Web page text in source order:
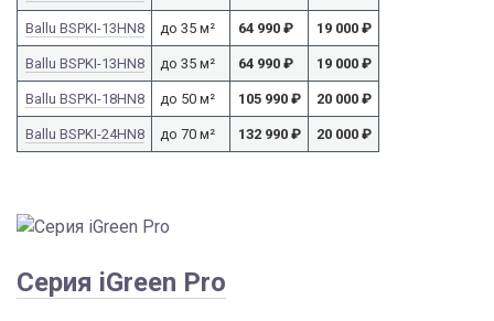
Ballu BSPKI-13HN8 до 35 м² 64 990 ₽ 19 000 ₽
Ballu BSPKI-13HN8 до 35 м² 64 990 ₽ 19 000 ₽
Ballu BSPKI-18HN8 до 50 м² 105 990 ₽ 20 000 ₽
Ballu BSPKI-24HN8 до 70 м² 132 990 ₽ 20 000 ₽
Серия iGreen Pro